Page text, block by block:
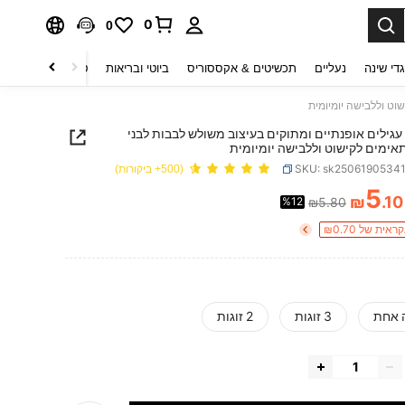
0
0
שינה נעליים תכשיטים & אקססוריס ביוטי ובריאות טקסטיל לבית
וללבישה יומיומית
עגילים אופנתיים ומתוקים בעיצוב משולש לבבות לבני
לקישוט וללבישה יומיומית
SKU: (500+ ביקורות)
PRICE AND ₪5.10
₪5.80
%12
של ₪0.70
אחת 3 זוגות 2 זוגות